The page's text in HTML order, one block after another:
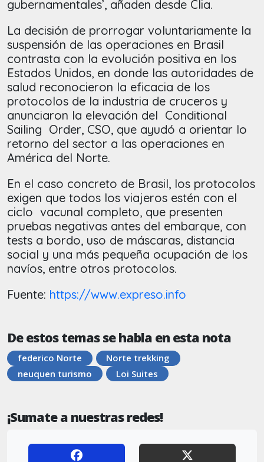
gubernamentales’, añaden desde Clia.
La decisión de prorrogar voluntariamente la
suspensión de las operaciones en Brasil
contrasta con la evolución positiva en los
Estados Unidos, en donde las autoridades de
salud reconocieron la eficacia de los
protocolos de la industria de cruceros y
anunciaron la elevación del Conditional
Sailing Order, CSO, que ayudó a orientar lo
retorno del sector a las operaciones en
América del Norte.
En el caso concreto de Brasil, los protocolos
exigen que todos los viajeros estén con el
ciclo vacunal completo, que presenten
pruebas negativas antes del embarque, con
tests a bordo, uso de máscaras, distancia
social y una más pequeña ocupación de los
navíos, entre otros protocolos.
Fuente: https://www.expreso.info
De estos temas se habla en esta nota
federico Norte
Norte trekking
neuquen turismo
Loi Suites
¡Sumate a nuestras redes!